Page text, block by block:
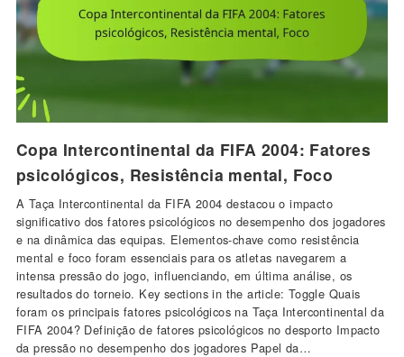
Copa Intercontinental da FIFA 2004: Fatores
psicológicos, Resistência mental, Foco
A Taça Intercontinental da FIFA 2004 destacou o impacto
significativo dos fatores psicológicos no desempenho dos jogadores
e na dinâmica das equipas. Elementos-chave como resistência
mental e foco foram essenciais para os atletas navegarem a
intensa pressão do jogo, influenciando, em última análise, os
resultados do torneio. Key sections in the article: Toggle Quais
foram os principais fatores psicológicos na Taça Intercontinental da
FIFA 2004? Definição de fatores psicológicos no desporto Impacto
da pressão no desempenho dos jogadores Papel da…